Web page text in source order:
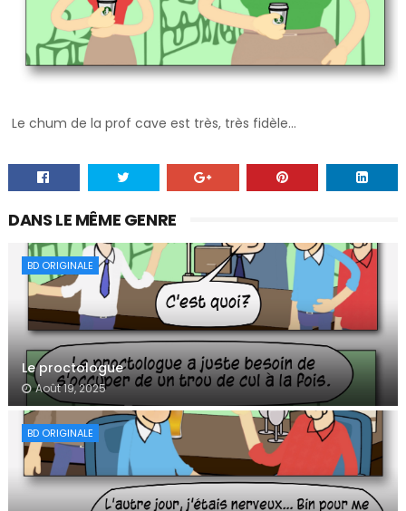
Le chum de la prof cave est très, très fidèle…
DANS LE MÊME GENRE
BD ORIGINALE
Le proctologue
Août 19, 2025
BD ORIGINALE